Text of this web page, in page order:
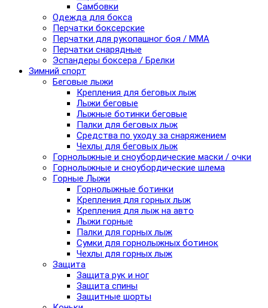
Самбовки
Одежда для бокса
Перчатки боксерские
Перчатки для рукопашног боя / ММА
Перчатки снарядные
Эспандеры боксера / Брелки
Зимний спорт
Беговые лыжи
Крепления для беговых лыж
Лыжи беговые
Лыжные ботинки беговые
Палки для беговых лыж
Средства по уходу за снаряжением
Чехлы для беговых лыж
Горнолыжные и сноубордические маски / очки
Горнолыжные и сноубордические шлема
Горные Лыжи
Горнолыжные ботинки
Крепления для горных лыж
Крепления для лыж на авто
Лыжи горные
Палки для горных лыж
Сумки для горнолыжных ботинок
Чехлы для горных лыж
Защита
Защита рук и ног
Защита спины
Защитные шорты